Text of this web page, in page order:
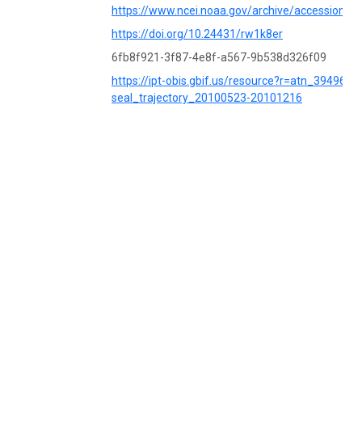
https://www.ncei.noaa.gov/archive/accession/
https://doi.org/10.24431/rw1k8er
6fb8f921-3f87-4e8f-a567-9b538d326f09
https://ipt-obis.gbif.us/
seal_trajectory_20100523-20101216